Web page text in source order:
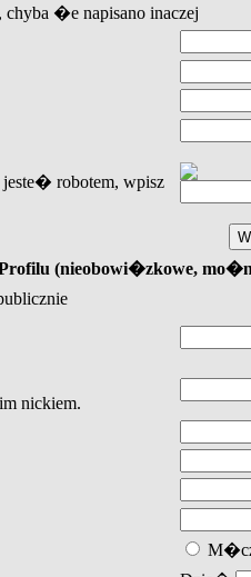
�e napisano inaczej
robotem, wpisz
(nieobowi�zkowe,
nickiem.